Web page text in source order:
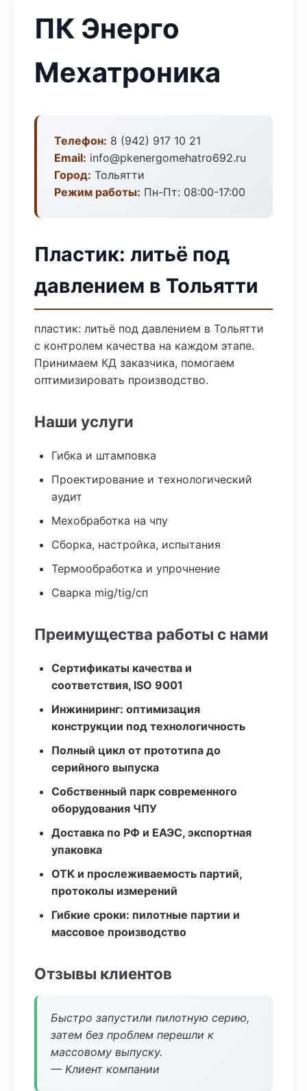
ПК Энерго
Мехатроника
Телефон: 8 (942) 917 10 21
Email: info@pkenergomehatro692.ru
Город: Тольятти
Режим работы: Пн-Пт: 08:00-17:00
Пластик: литьё под
давлением в Тольятти
пластик: литьё под давлением в Тольятти
с контролем качества на каждом этапе.
Принимаем КД заказчика, помогаем
оптимизировать производство.
Наши услуги
Гибка и штамповка
Проектирование и технологический
аудит
Мехобработка на чпу
Сборка, настройка, испытания
Термообработка и упрочнение
Сварка mig/tig/сп
Преимущества работы с нами
Сертификаты качества и
соответствия, ISO 9001
Инжиниринг: оптимизация
конструкции под технологичность
Полный цикл от прототипа до
серийного выпуска
Собственный парк современного
оборудования ЧПУ
Доставка по РФ и ЕАЭС, экспортная
упаковка
ОТК и прослеживаемость партий,
протоколы измерений
Гибкие сроки: пилотные партии и
массовое производство
Отзывы клиентов
Быстро запустили пилотную серию,
затем без проблем перешли к
массовому выпуску.
— Клиент компании